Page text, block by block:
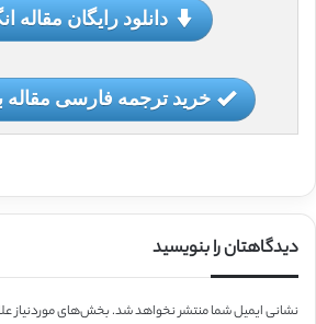
دانلود رایگان مقاله
خرید ترجمه فارسی مقاله
دیدگاهتان را بنویسید
نشانی ایمیل شما منتشر نخواهد شد.بخش‌های موردنیاز